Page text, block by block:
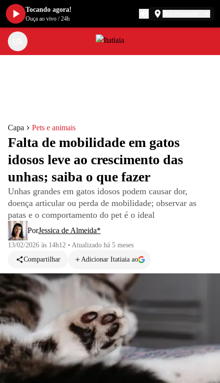
Capa Pets e animais
Falta de mobilidade em gatos
idosos leve ao crescimento das
unhas; saiba o que fazer
Unhas grandes em gatos idosos podem causar dor,
doença articular ou perda de mobilidade; observar as
patas e o comportamento do pet é o ideal
PorJessica de Almeida*
13/02/2026 às 14h12 • Atualizado há 5 meses
Compartilhar
Adicionar Itatiaia ao
Tocando agora!
Ouça ao vivo /24h